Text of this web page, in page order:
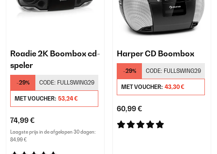
Roadie 2K Boombox cd-
speler
-29% CODE: FULLSWING29
MET VOUCHER: 53,24 €
74,99 €
Laagste prijs in de afgelopen 30 dagen:
84,99 €
Harper CD Boombox
-29% CODE: FULLSWING29
MET VOUCHER: 43,30 €
60,99 €